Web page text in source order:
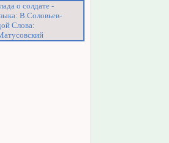
о солдате -
В.Соловьев-
Слова: